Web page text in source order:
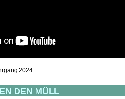
2024
DEN MÜLL